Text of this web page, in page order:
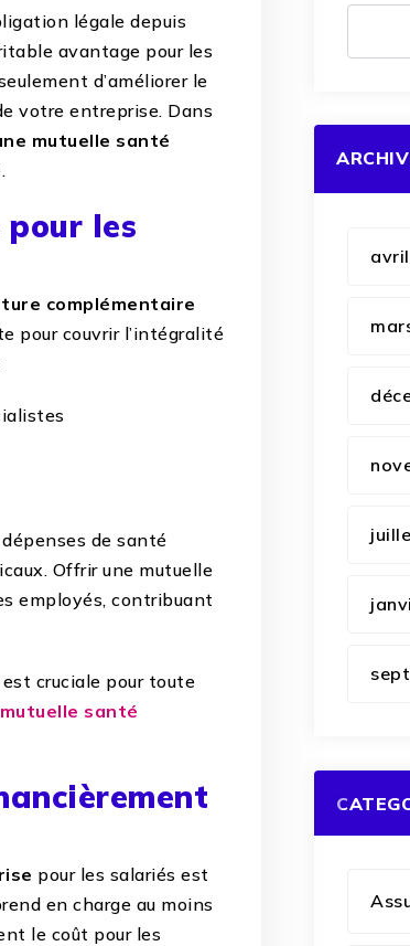
légale depuis
avantage pour les
d’améliorer le
votre entreprise. Dans
mutuelle santé
pour les
complémentaire
pour couvrir l’intégralité
de santé
Offrir une mutuelle
employés, contribuant
est cruciale pour toute
santé
pour les salariés est
en charge au moins
le coût pour les